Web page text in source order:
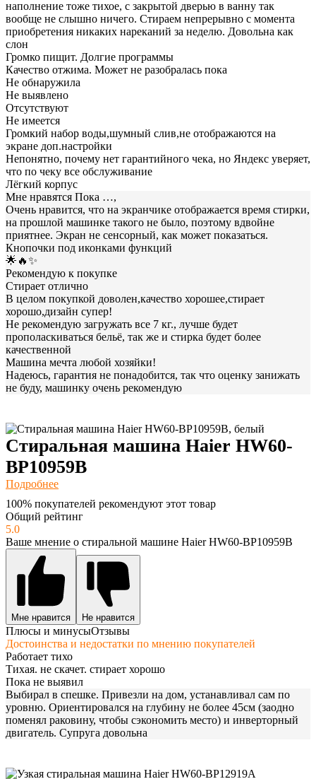
наполнение тоже тихое, с закрытой дверью в ванну так
вообще не слышно ничего. Стираем непрерывно с момента
приобретения никаких нареканий за неделю. Довольна как
слон
Громко пищит. Долгие программы
Качество отжима. Может не разобралась пока
Не обнаружила
Не выявлено
Отсутствуют
Не имеется
Громкий набор воды,шумный слив,не отображаются на
экране доп.настройки
Непонятно, почему нет гарантийного чека, но Яндекс уверяет,
что по чеку все обслуживание
Лёгкий корпус
Мне нравятся Пока …,
Очень нравится, что на экранчике отображается время стирки,
на прошлой машинке такого не было, поэтому вдвойне
приятнее. Экран не сенсорный, как может показаться.
Кнопочки под иконками функций
🌟🔥✨
Рекомендую к покупке
Стирает отлично
В целом покупкой доволен,качество хорошее,стирает
хорошо,дизайн супер!
Не рекомендую загружать все 7 кг., лучше будет
прополаскиваться бельё, так же и стирка будет более
качественной
Машина мечта любой хозяйки!
Надеюсь, гарантия не понадобится, так что оценку занижать
не буду, машинку очень рекомендую
Стиральная машина Haier HW60-
BP10959B
Подробнее
100% покупателей рекомендуют этот товар
Общий рейтинг
5.0
Ваше мнение о стиральной машине Haier HW60-BP10959B
Мне нравится Не нравится
Плюсы и минусыОтзывы
Достоинства и недостатки по мнению покупателей
Работает тихо
Тихая. не скачет. стирает хорошо
Пока не выявил
Выбирал в спешке. Привезли на дом, устанавливал сам по
уровню. Ориентировался на глубину не более 45см (заодно
поменял раковину, чтобы сэкономить место) и инверторный
двигатель. Супруга довольна